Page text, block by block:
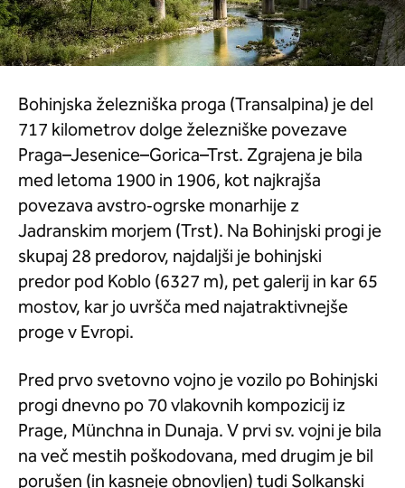
Bohinjska železniška proga (Transalpina) je del
717 kilometrov dolge železniške povezave
Praga–Jesenice–Gorica–Trst. Zgrajena je bila
med letoma 1900 in 1906, kot najkrajša
povezava avstro‑ogrske monarhije z
Jadranskim morjem (Trst). Na Bohinjski progi je
skupaj 28 predorov, najdaljši je bohinjski
predor pod Koblo (6327 m), pet galerij in kar 65
mostov, kar jo uvršča med najatraktivnejše
proge v Evropi.
Pred prvo svetovno vojno je vozilo po Bohinjski
progi dnevno po 70 vlakovnih kompozicij iz
Prage, Münchna in Dunaja. V prvi sv. vojni je bila
na več mestih poškodovana, med drugim je bil
porušen (in kasneje obnovljen) tudi Solkanski